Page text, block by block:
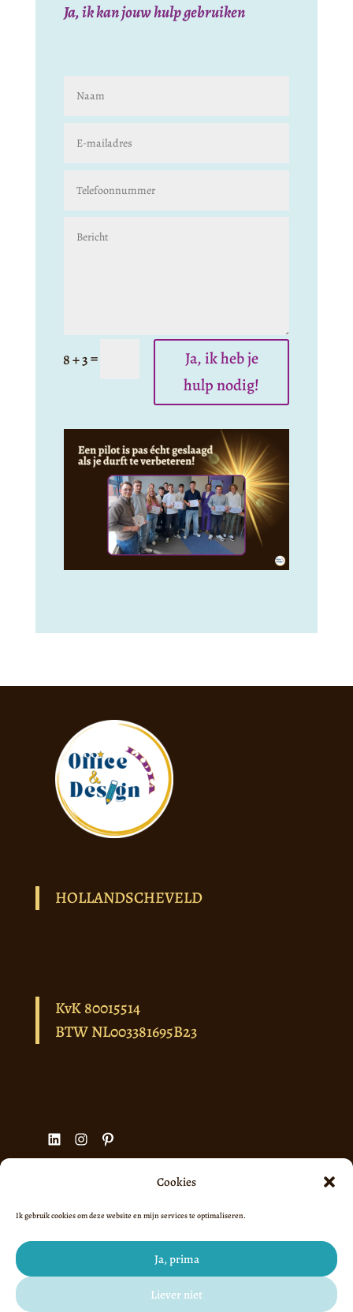
Cookies
Ik gebruik cookies om deze website en mijn services te optimaliseren.
Ja, prima
Liever niet
Ja, ik kan jouw hulp gebruiken
8 + 3=
Ja, ik heb je
hulp nodig!
HOLLANDSCHEVELD
KvK 80015514
BTW NL003381695B23
LinkedIn
Instagram
Pinterest
Cookiebeleid (EU)